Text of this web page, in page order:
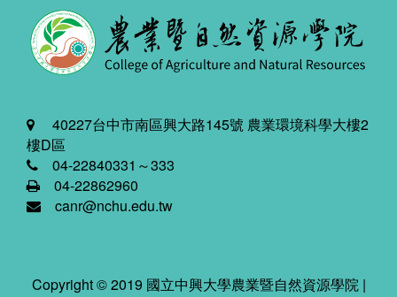
40227台中市南區興大路145號 農業環境科學大樓2
樓D區
04-22840331～333
04-22862960
canr@nchu.edu.tw
Copyright © 2019 國立中興大學農業暨自然資源學院 |